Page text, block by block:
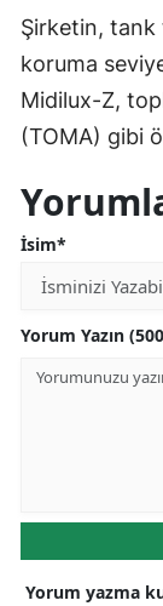
Şirketin, tank
koruma
Midilux-Z,
(TOMA) gibi
İsim*
Yorum Yazın
Yorum yazma